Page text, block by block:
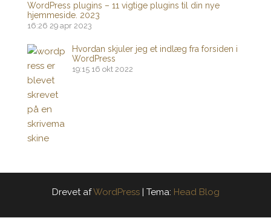
WordPress plugins – 11 vigtige plugins til din nye
hjemmeside. 2023
16:26 29 apr 2023
Hvordan skjuler jeg et indlæg fra forsiden i
WordPress
19:15 16 okt 2022
Drevet afWordPress | Tema: Head Blog